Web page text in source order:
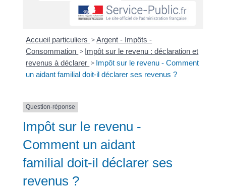
Accueil particuliers >Argent - Impôts -
Consommation > Impôt sur le revenu : déclaration et
revenus à déclarer > Impôt sur le revenu - Comment
un aidant familial doit-il déclarer ses revenus ?
Question-réponse
Impôt sur le revenu -
Comment un aidant
familial doit-il déclarer ses
revenus ?